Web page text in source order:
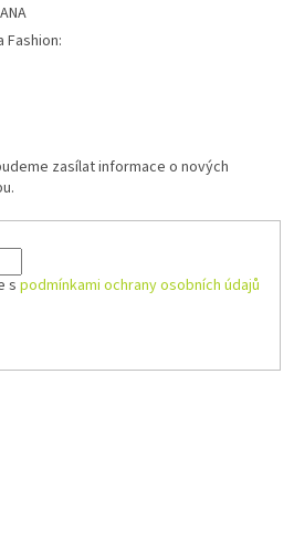
Fashion:
zasílat informace o nových
s podmínkami ochrany osobních údajů